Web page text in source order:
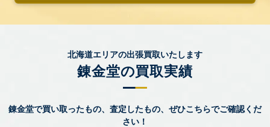
北海道エリアの出張買取いたします
錬金堂の買取実績
錬金堂で買い取ったもの、査定したもの、ぜひこちらでご確認くだ
さい！